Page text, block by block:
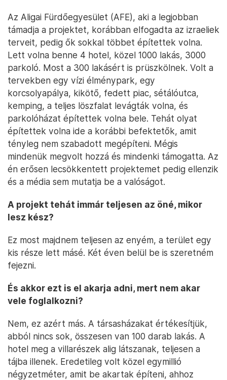
Az Aligai Fürdőegyesület (AFE), aki a legjobban
támadja a projektet, korábban elfogadta az izraeliek
terveit, pedig ők sokkal többet építettek volna.
Lett volna benne 4 hotel, közel 1000 lakás, 3000
parkoló. Most a 300 lakásért is prüszkölnek. Volt a
tervekben egy vízi élménypark, egy
korcsolyapálya, kikötő, fedett piac, sétálóutca,
kemping, a teljes löszfalat levágták volna, és
parkolóházat építettek volna bele. Tehát olyat
építettek volna ide a korábbi befektetők, amit
tényleg nem szabadott megépíteni. Mégis
mindenük megvolt hozzá és mindenki támogatta. Az
én erősen lecsökkentett projektemet pedig ellenzik
és a média sem mutatja be a valóságot.
A projekt tehát immár teljesen az öné, mikor
lesz kész?
Ez most majdnem teljesen az enyém, a terület egy
kis része lett másé. Két éven belül be is szeretném
fejezni.
És akkor ezt is el akarja adni, mert nem akar
vele foglalkozni?
Nem, ez azért más. A társasházakat értékesítjük,
abból nincs sok, összesen van 100 darab lakás. A
hotel meg a villarészek alig látszanak, teljesen a
tájba illenek. Eredetileg volt közel egymillió
négyzetméter, amit be akartak építeni, ahhoz